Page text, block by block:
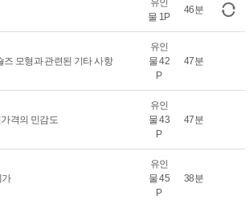
유인
물 1P
46분
모형과 관련된 기타 사항
유인
물 42
P
47분
격의 민감도
유인
물 43
P
47분
가
유인
물 45
P
38분